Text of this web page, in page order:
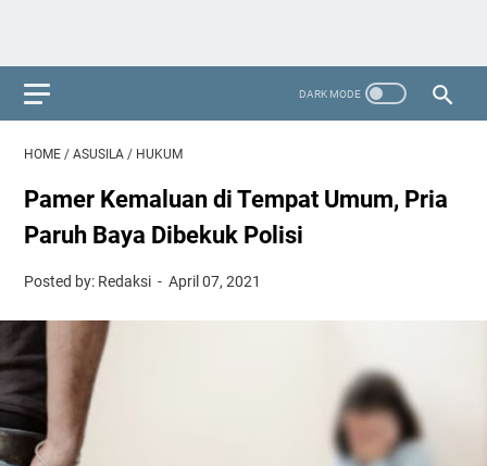
HOME / ASUSILA / HUKUM
Pamer Kemaluan di Tempat Umum, Pria
Paruh Baya Dibekuk Polisi
Posted by: Redaksi April 07, 2021